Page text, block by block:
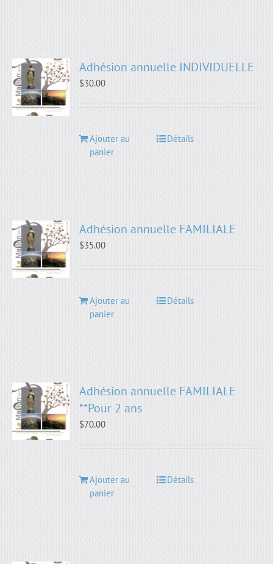
Adhésion annuelle INDIVIDUELLE
$30.00
Ajouter au
panier
Détails
Adhésion annuelle FAMILIALE
$35.00
Ajouter au
panier
Détails
Adhésion annuelle FAMILIALE
**Pour 2 ans
$70.00
Ajouter au
panier
Détails